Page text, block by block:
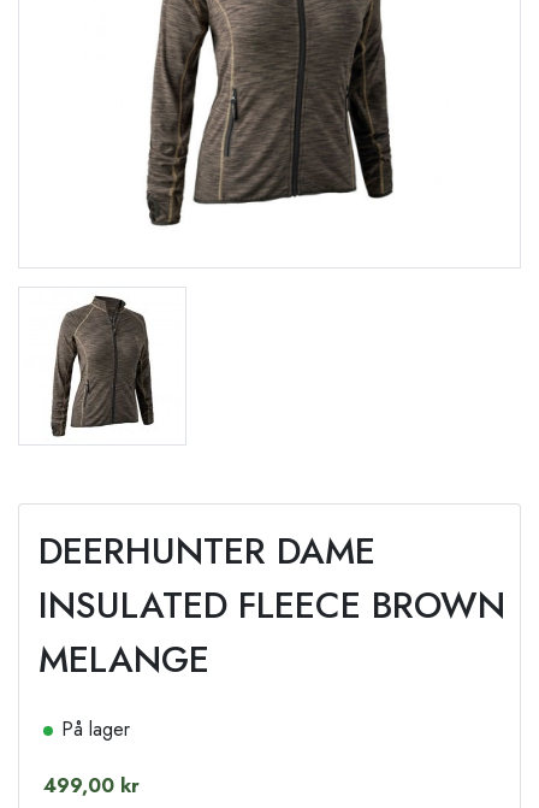
DEERHUNTER DAME
INSULATED FLEECE BROWN
MELANGE
På lager
499,00 kr